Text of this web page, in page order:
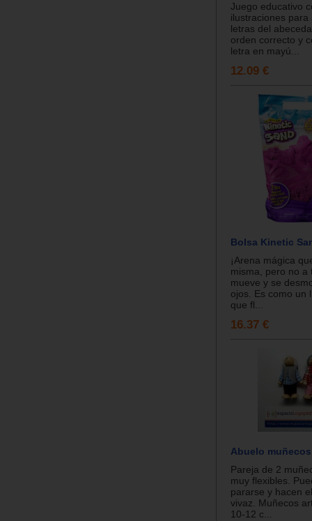
Juego educativo
ilustraciones
letras del
orden correcto y
letra en mayú...
12.09 €
Bolsa Kinetic
¡Arena mágica
misma, pero no a
mueve y se
ojos. Es como un
que fl...
16.37 €
Abuelo
Pareja de 2
muy flexibles.
pararse y hacen
vivaz. Muñecos
10-12 c...